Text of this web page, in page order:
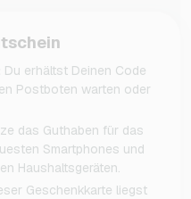
Du erhältst Deinen Code
Postboten warten oder
das Guthaben für das
Smartphones und
Haushaltsgeräten.
Geschenkkarte liegst